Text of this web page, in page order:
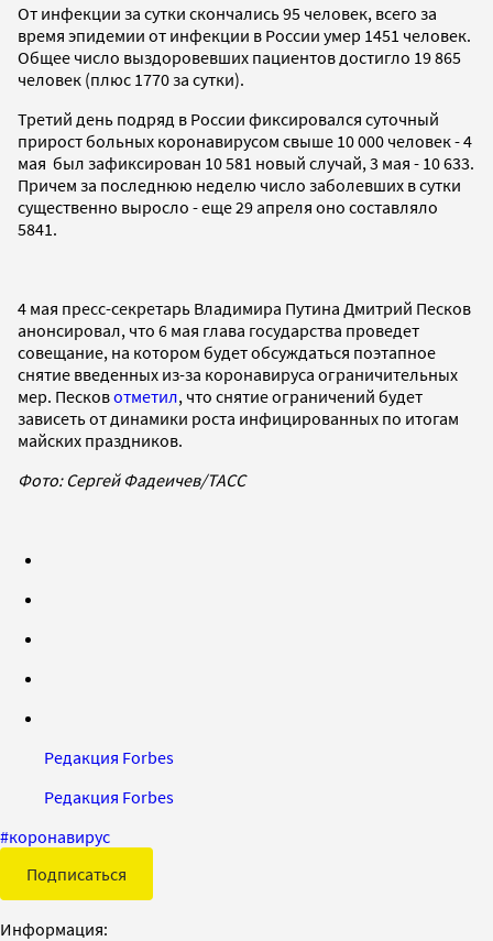
От инфекции за сутки скончались 95 человек, всего за
время эпидемии от инфекции в России умер 1451 человек.
Общее число выздоровевших пациентов достигло 19 865
человек (плюс 1770 за сутки).
Третий день подряд в России фиксировался суточный
прирост больных коронавирусом свыше 10 000 человек - 4
мая был зафиксирован 10 581 новый случай, 3 мая - 10 633.
Причем за последнюю неделю число заболевших в сутки
существенно выросло - еще 29 апреля оно составляло
5841.
4 мая пресс-секретарь Владимира Путина Дмитрий Песков
анонсировал, что 6 мая глава государства проведет
совещание, на котором будет обсуждаться поэтапное
снятие введенных из-за коронавируса ограничительных
мер. Песковотметил, что снятие ограничений будет
зависеть от динамики роста инфицированных по итогам
майских праздников.
Фото: Сергей Фадеичев/ТАСС
Редакция Forbes
Редакция Forbes
#коронавирус
Подписаться
Информация: